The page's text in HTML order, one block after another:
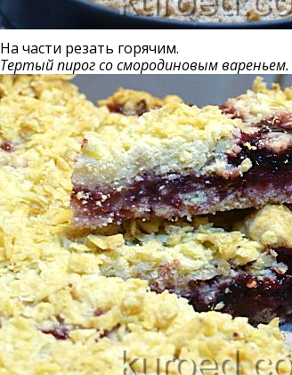
На части резать горячим.
Тертый пирог со смородиновым вареньем.